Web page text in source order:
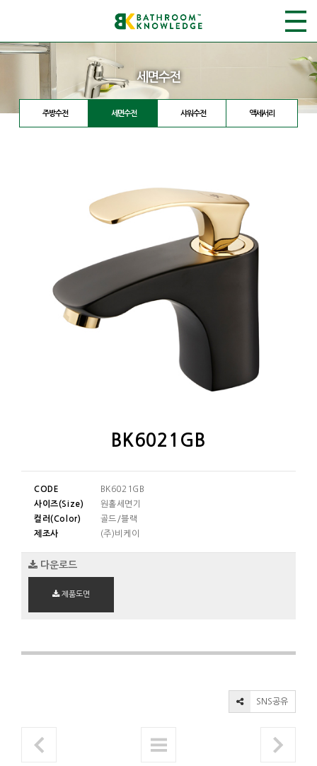
세면수전
주방수전 세면수전 샤워수전 액세서리
BK6021GB
CODE
BK6021GB
사이즈(Size)
원홀세면기
컬러(Color)
골드/블랙
제조사
(주)비케이
다운로드
제품도면
SNS공유